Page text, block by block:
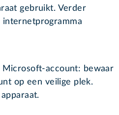
gebruikt. Verder
internetprogramma
account: bewaar
op een veilige plek.